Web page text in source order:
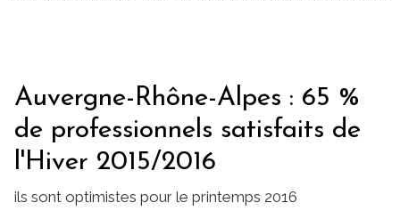
Auvergne-Rhône-Alpes : 65 %
de professionnels satisfaits de
l'Hiver 2015/2016
ils sont optimistes pour le printemps 2016